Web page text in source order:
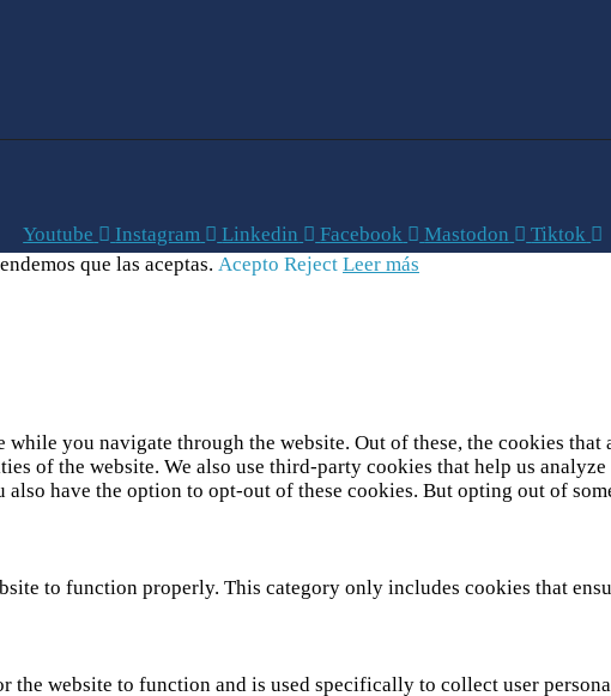
Youtube Instagram Linkedin Facebook Mastodon
Tiktok
que las aceptas. Acepto Reject Leer más
you navigate through the website. Out of these, the cookies that
of the website. We also use third-party cookies that help us
have the option to opt-out of these cookies. But opting out of
to function properly. This category only includes cookies that
website to function and is used specifically to collect user